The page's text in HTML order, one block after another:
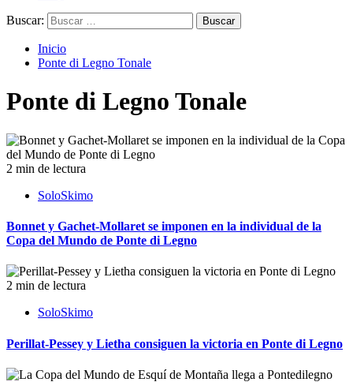
Buscar:
Inicio
Ponte di Legno Tonale
Ponte di Legno Tonale
2 min de lectura
SoloSkimo
Bonnet y Gachet-Mollaret se imponen en la individual de la
Copa del Mundo de Ponte di Legno
2 min de lectura
SoloSkimo
Perillat-Pessey y Lietha consiguen la victoria en Ponte di Legno